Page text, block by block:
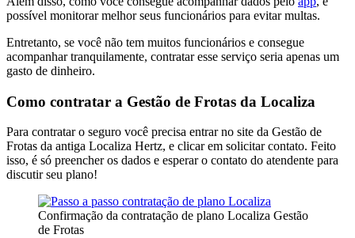
possível monitorar melhor seus funcionários para evitar multas.
Entretanto, se você não tem muitos funcionários e consegue
acompanhar tranquilamente, contratar esse serviço seria apenas um
gasto de dinheiro.
Como contratar a Gestão de Frotas da Localiza
Para contratar o seguro você precisa entrar no site da Gestão de
Frotas da antiga Localiza Hertz, e clicar em solicitar contato. Feito
isso, é só preencher os dados e esperar o contato do atendente para
discutir seu plano!
Confirmação da contratação de plano Localiza Gestão
de Frotas